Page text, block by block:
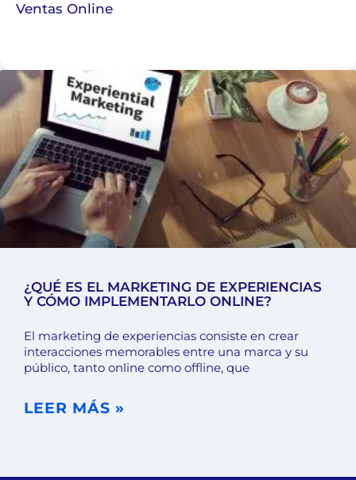
Ventas Online
¿QUÉ ES EL MARKETING DE EXPERIENCIAS
Y CÓMO IMPLEMENTARLO ONLINE?
El marketing de experiencias consiste en crear
interacciones memorables entre una marca y su
público, tanto online como offline, que
LEER MÁS »